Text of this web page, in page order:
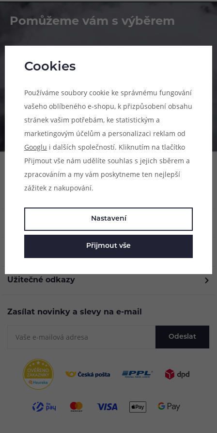
Pomůžeme vám s výběrem
483 51 51 31
Po–Pá: 09:00–17:00
info@ejuice.cz
Užitečné odkazy
Zasílat novinky a slevy na e-mail
Odeslat
Cookies
Používáme soubory cookie ke správnému fungování
vašeho oblíbeného e-shopu, k přizpůsobení obsahu
stránek vašim potřebám, ke statistickým a
marketingovým účelům a personalizaci reklam od
Googlu i dalších společností. Kliknutím na tlačítko
Přijmout vše nám udělíte souhlas s jejich sběrem a
zpracováním a my vám poskytneme ten nejlepší
zážitek z nakupování.
Nastavení
Přijmout vše